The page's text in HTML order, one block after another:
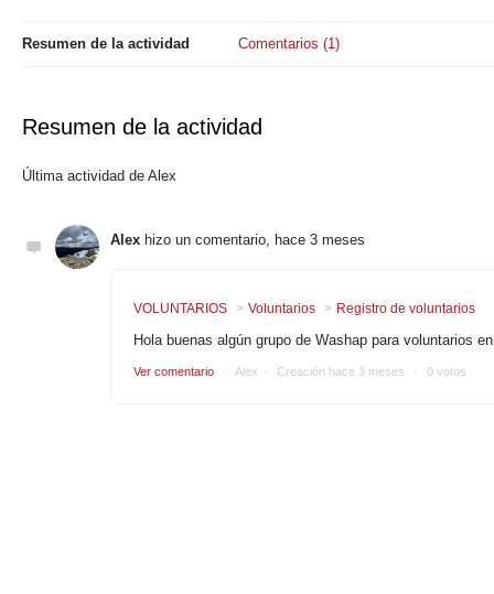
Resumen de la actividad Comentarios (1)
Resumen de la actividad
Última actividad de Alex
Alex hizo un comentario, hace 3 meses
VOLUNTARIOS Voluntarios Registro de voluntarios
Hola buenas algún grupo de Washap para voluntarios
Ver comentario Alex Creación hace 3 meses 0 votos